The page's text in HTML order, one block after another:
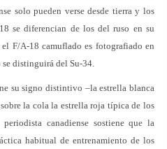
solo pueden verse desde tierra y los
se diferencian de los del ruso en su
F/A-18 camuflado es fotografiado en
distinguirá del Su-34.
su signo distintivo –la estrella blanca
la cola la estrella roja típica de los
canadiense sostiene que la
habitual de entrenamiento de los